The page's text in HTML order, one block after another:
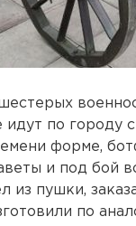
идут по городу
форме,
и под бой
из пушки,
по